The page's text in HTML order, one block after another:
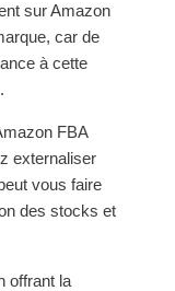
sur Amazon
car de
à cette
FBA
externaliser
vous faire
des stocks et
offrant la